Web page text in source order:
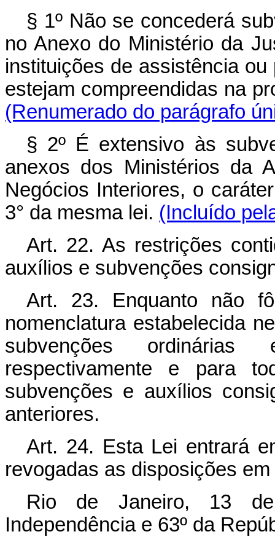
§ 1º Não se concederá
no Anexo do Ministério da
instituições de assistência
estejam compreendidas na
(Renumerado do parágrafo
§ 2º É extensivo às
anexos dos Ministérios da
Negócios Interiores, o
3° da mesma lei. (Incluído
Art. 22. As restrições
auxílios e subvenções
Art. 23. Enquanto não
nomenclatura estabelecida
subvenções ordinárias
respectivamente e para
subvenções e auxílios
anteriores.
Art. 24. Esta Lei entrará
revogadas as disposições
Rio de Janeiro, 13
Independência e 63º da